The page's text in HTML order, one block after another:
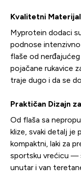
Kvalitetni
Myprotein dodaci
podnose
flaše od nerđajućeg
pojačane rukavice
traje dugo i da se
Praktičan Dizajn
Od flaša sa
klize, svaki detalj je
kompaktni, laki za
sportsku vrećicu —
unutar i van